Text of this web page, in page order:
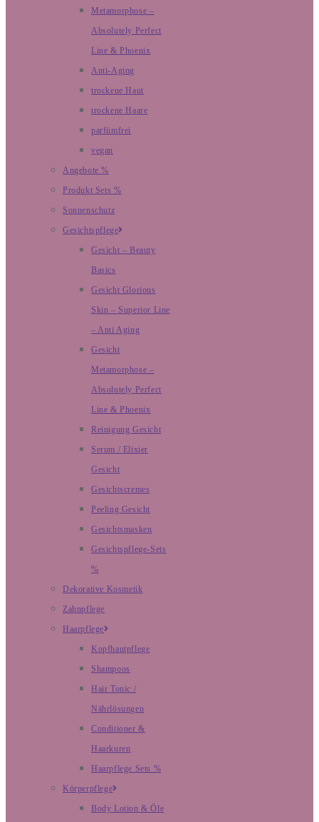
Metamorphose –
Absolutely Perfect
Line & Phoenix
Anti-Aging
trockene Haut
trockene Haare
parfümfrei
vegan
Angebote %
Produkt Sets %
Sonnenschutz
Gesichtspflege
Gesicht – Beauty
Basics
Gesicht Glorious
Skin – Superior Line
– Anti Aging
Gesicht
Metamorphose –
Absolutely Perfect
Line & Phoenix
Reinigung Gesicht
Serum / Elixier
Gesicht
Gesichtscremes
Peeling Gesicht
Gesichtsmasken
Gesichtspflege-Sets
%
Dekorative Kosmetik
Zahnpflege
Haarpflege
Kopfhautpflege
Shampoos
Hair Tonic /
Nährlösungen
Conditioner &
Haarkuren
Haarpflege Sets %
Körperpflege
Body Lotion & Öle